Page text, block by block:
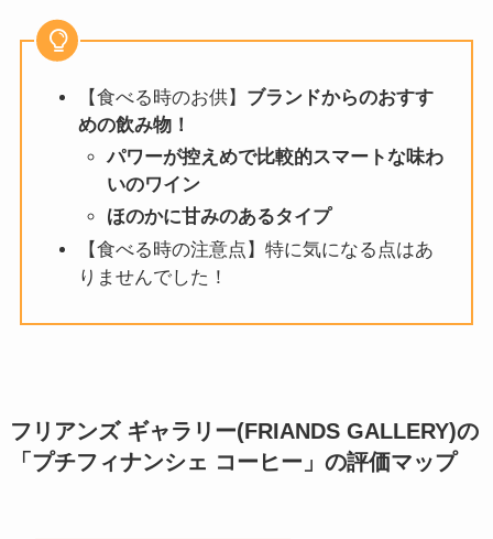
【食べる時のお供】 ブランドからのおすす
めの飲み物！
パワーが控えめで比較的スマートな味わ
いのワイン
ほのかに甘みのあるタイプ
【食べる時の注意点】特に気になる点はあ
りませんでした！
フリアンズ ギャラリー(FRIANDS GALLERY)の
「 プチフィナンシェ コーヒー 」 の評価マップ